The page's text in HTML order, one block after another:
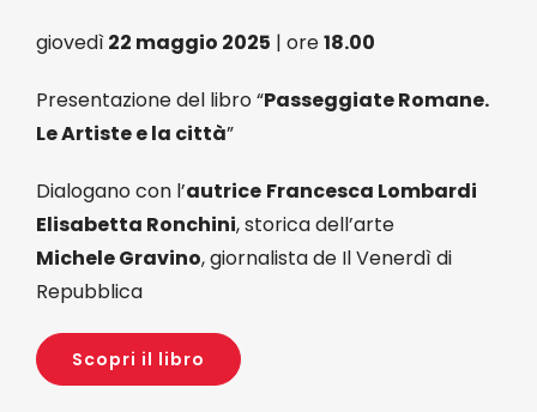
giovedì22 maggio 2025 | ore18.00
Presentazione del libro “Passeggiate Romane.
Le Artiste e la città”
Dialogano con l’autrice Francesca Lombardi
Elisabetta Ronchini, storica dell’arte
Michele Gravino, giornalista de Il Venerdì di
Repubblica
Scopri il libro